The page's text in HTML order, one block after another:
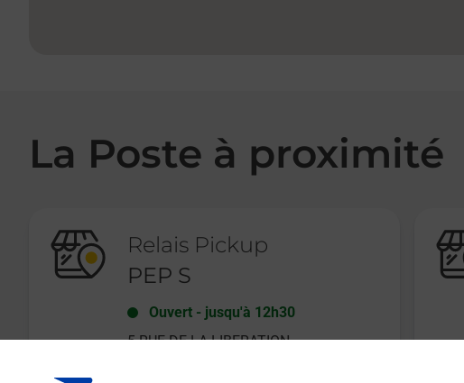
La Poste à proximité
Relais Pickup
PEP S
Ouvert - jusqu'à 12h30
5 RUE DE LA LIBERATION